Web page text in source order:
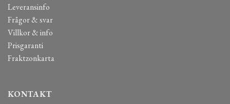
Leveransinfo
Frågor & svar
Villkor & info
Prisgaranti
Fraktzonkarta
KONTAKT